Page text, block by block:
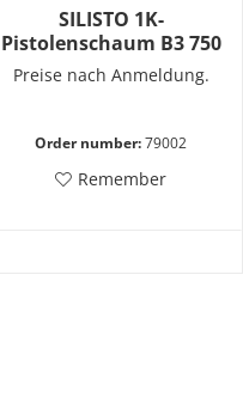
SILISTO 1K-
Pistolenschaum B3 750
ml
Preise nach Anmeldung.
Order number:79002
Remember